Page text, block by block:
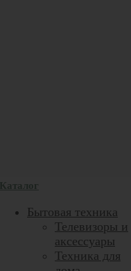
Каталог
Бытовая техника
Телевизоры и
аксессуары
Техника для